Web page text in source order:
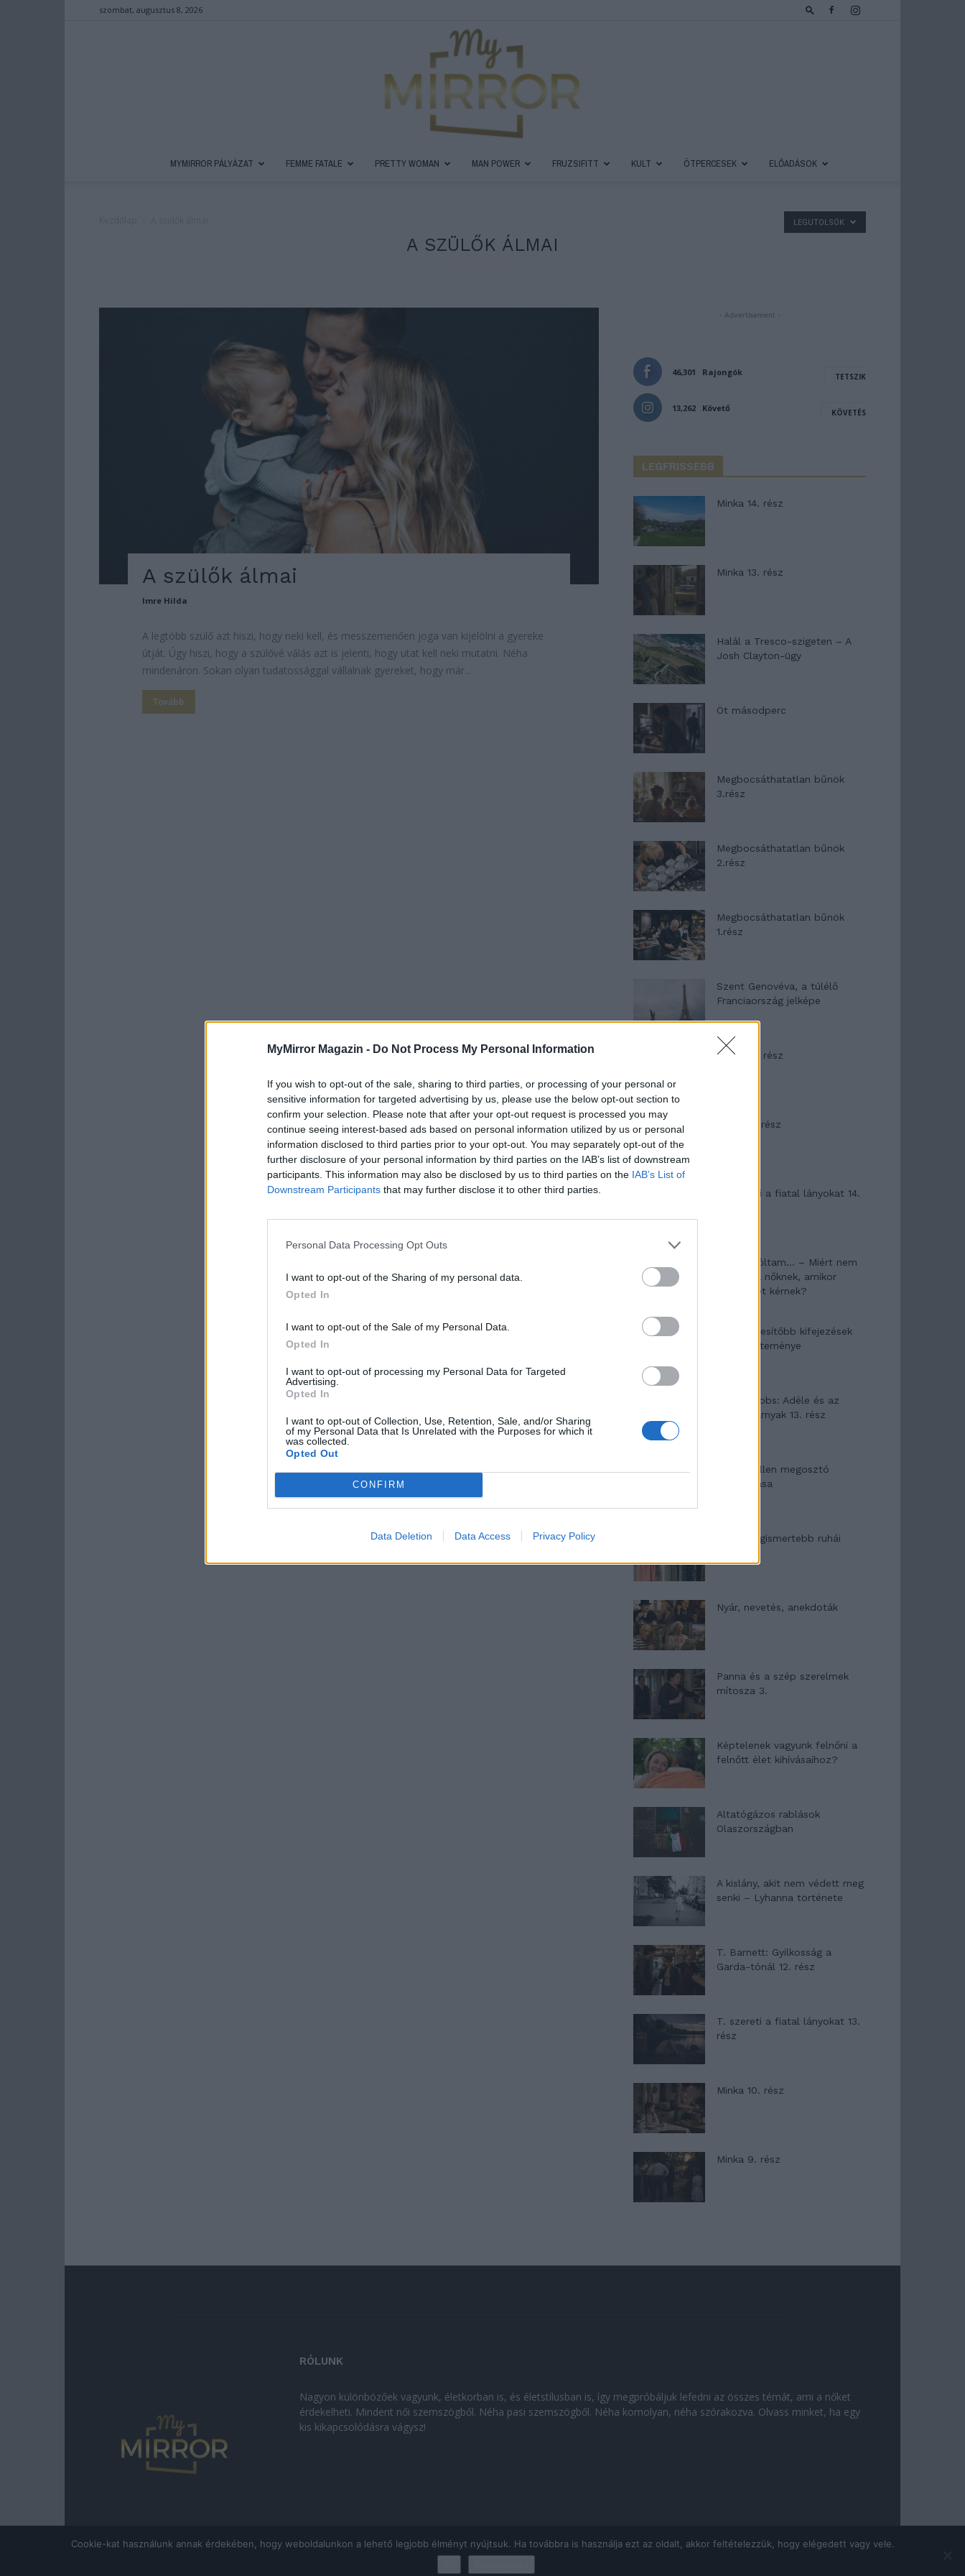
MyMirror Magazin - Do Not Process My Personal Information
If you wish to opt-out of the sale, sharing to third parties, or processing of your personal or
sensitive information for targeted advertising by us, please use the below opt-out section to
confirm your selection. Please note that after your opt-out request is processed you may
continue seeing interest-based ads based on personal information utilized by us or personal
information disclosed to third parties prior to your opt-out. You may separately opt-out of the
further disclosure of your personal information by third parties on the IAB’s list of downstream
participants. This information may also be disclosed by us to third parties on the IAB’s List of
Downstream Participants that may further disclose it to other third parties.
Personal Data Processing Opt Outs
I want to opt-out of the Sharing of my personal data.
Opted In
I want to opt-out of the Sale of my Personal Data.
Opted In
I want to opt-out of processing my Personal Data for Targeted
Advertising.
Opted In
I want to opt-out of Collection, Use, Retention, Sale, and/or Sharing
of my Personal Data that Is Unrelated with the Purposes for which it
was collected.
Opted Out
CONFIRM
Data Deletion Data Access Privacy Policy
szombat, augusztus 8, 2026
MYMIRROR PÁLYÁZAT FEMME FATALE PRETTY WOMAN MAN POWER FRUZSIFITT KULT ÖTPERCESEK ELŐADÁSOK
A SZÜLŐK ÁLMAI
LEGUTOLSÓK
A szülők álmai
Imre Hilda
A legtöbb szülő azt hiszi, hogy neki kell, és messzemenően joga van kijelölni a gyereke
útját. Úgy hiszi, hogy a szülővé válás azt is jelenti, hogy utat kell neki mutatni. Néha
mindenáron. Sokan olyan tudatossággal vállalnak gyereket, hogy már...
Tovább
- Advertisement -
46,301 Rajongók TETSZIK
13,262 Követő KÖVETÉS
LEGFRISSEBB
Minka 14. rész
Minka 13. rész
Halál a Tresco-szigeten – A
Josh Clayton-ügy
Öt másodperc
Megbocsáthatatlan bűnök
3.rész
Megbocsáthatatlan bűnök
2.rész
Megbocsáthatatlan bűnök
1.rész
Szent Genovéva, a túlélő
Franciaország jelképe
Minka 12. rész
Minka 11. rész
T. szereti a fiatal lányokat 14.
Pedig szóltam… – Miért nem
hiszünk a nőknek, amikor
segítséget kérnek?
A legidegesítőbb kifejezések
laza gyűjteménye
Elyna Robbs: Adéle és az
örökölt árnyak 13. rész
Woody Allen megosztó
zsenialitása
A világ legismertebb ruhái
Nyár, nevetés, anekdoták
Panna és a szép szerelmek
mítosza 3.
Képtelenek vagyunk felnőni a
felnőtt élet kihívásaihoz?
Altatógázos rablások
Olaszországban
A kislány, akit nem védett meg
senki – Lyhanna története
T. Barnett: Gyilkosság a
Garda-tónál 12. rész
T. szereti a fiatal lányokat 13.
rész
Minka 10. rész
Minka 9. rész
RÓLUNK
Nagyon különbözőek vagyunk, életkorban is, és életstílusban is, így megpróbáljuk lefedni az összes témát, ami a nőket
érdekelheti. Mindent női szemszögből. Néha pasi szemszögből. Néha komolyan, néha szórakozva. Olvass minket, ha egy
kis kikapcsolódásra vágysz!
Cookie-kat használunk annak érdekében, hogy weboldalunkon a lehető legjobb élményt nyújtsuk. Ha továbbra is használja ezt az oldalt, akkor feltételezzük, hogy elégedett vagy vele.